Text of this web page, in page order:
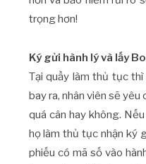
trọng hơn!
Ký gửi hành lý và lấy
Tại quầy làm thủ tục
bay ra, nhân viên sẽ yêu
quá cân hay không.
họ làm thủ tục nhận ký
phiếu có mã số vào